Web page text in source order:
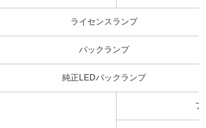
ライセンスランプ
バックランプ
純正LEDバックランプ
フ